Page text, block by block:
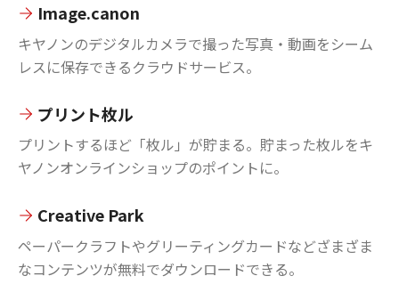
Image.canon
キヤノンのデジタルカメラで撮った写真・動画をシーム
レスに保存できるクラウドサービス。
プリント枚ル
プリントするほど「枚ル」が貯まる。貯まった枚ルをキ
ヤノンオンラインショップのポイントに。
Creative Park
ペーパークラフトやグリーティングカードなどざまざま
なコンテンツが無料でダウンロードできる。